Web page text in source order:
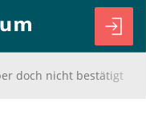
doch nicht bestätigt